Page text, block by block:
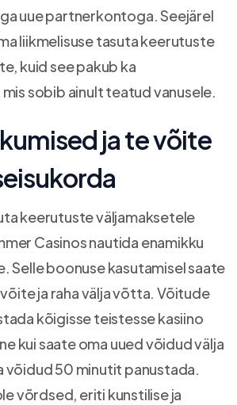
uue partnerkontoga. Seejärel
liikmelisuse tasuta keerutuste
kuid see pakub ka
sobib ainult teatud vanusele.
ja te võite
keerutuste väljamaksetele
Casinos nautida enamikku
Selle boonuse kasutamisel saate
ja raha välja võtta. Võitude
kõigisse teistesse kasiino
kui saate oma uued võidud välja
võidud 50 minutit panustada.
võrdsed, eriti kunstilise ja